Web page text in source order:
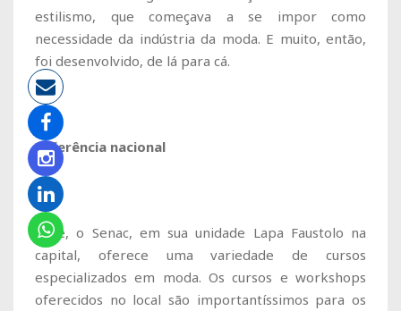
estilismo, que começava a se impor como
necessidade da indústria da moda. E muito, então,
foi desenvolvido, de lá para cá.
Referência nacional
Hoje, o Senac, em sua unidade Lapa Faustolo na
capital, oferece uma variedade de cursos
especializados em moda. Os cursos e workshops
oferecidos no local são importantíssimos para os